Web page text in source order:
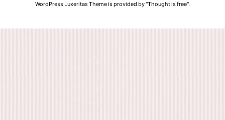
WordPress Luxeritas Theme is provided by "Thought is free".